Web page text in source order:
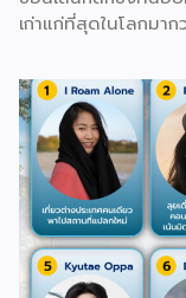
เก่าแก่ที่สุดในโลกมา
เป็นเอกลักษณ์เฉพาะ
จอร์เจียยังเป็นที่ตั้ง
สูงที่สุดในยุโรป ล้อม
ขนาดใหญ่อย่าง
ซ่อนตัวจากศัตรูในอ
วัฒนธรรม Supra จะ
อวยพรยาวเหยียดส
ก่อนที่ทุกคนจะยกแก้
ธรรมชาติ แต่เต็มไ